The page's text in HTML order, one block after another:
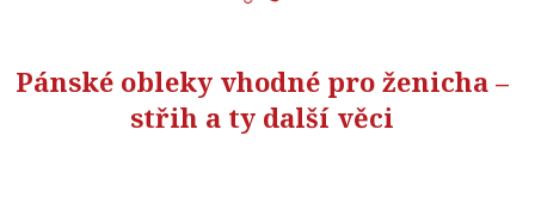
Pánské obleky vhodné pro ženicha –
střih a ty další věci